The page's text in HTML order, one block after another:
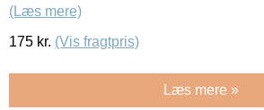
(Læs mere)
175 kr. (Vis fragtpris)
Læs mere »